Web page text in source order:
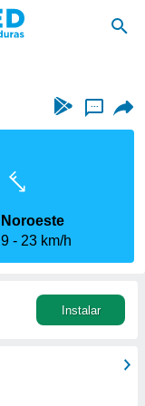
...
Noroeste
9
23 km/h
Instalar